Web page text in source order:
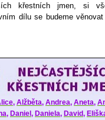
křestních jmen, si
dílu se budeme věnovat
, Alžběta, Andrea, Aneta,
, Daniel , Daniela, David,